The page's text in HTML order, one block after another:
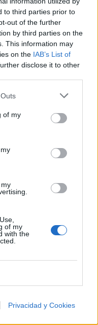
to third parties prior to
out of the further
by third parties on the
This information may
on the IAB’s List of
disclose it to other
of my
of my
with the
Privacidad y Cookies